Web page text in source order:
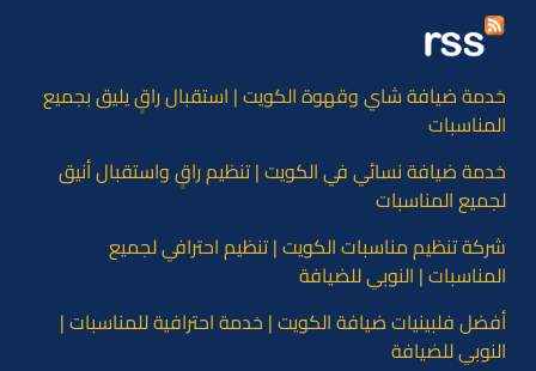
خدمة ضيافة شاي وقهوة الكويت | استقبال راقٍ يليق بجميع
المناسبات
خدمة ضيافة نسائي في الكويت | تنظيم راقٍ واستقبال أنيق
لجميع المناسبات
شركة تنظيم مناسبات الكويت | تنظيم احترافي لجميع
المناسبات | النوبي للضيافة
أفضل فلبينيات ضيافة الكويت | خدمة احترافية للمناسبات |
النوبي للضيافة